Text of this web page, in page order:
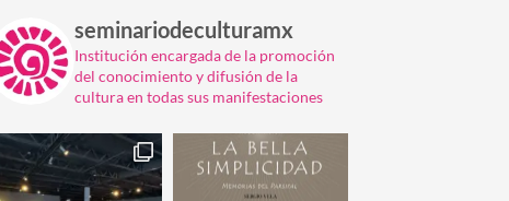
seminariodeculturamx
Institución encargada de la promoción
del conocimiento y difusión de la
cultura en todas sus manifestaciones